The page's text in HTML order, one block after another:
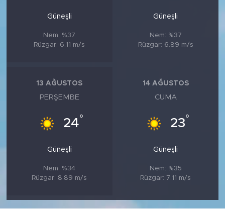
Güneşli
Nem: %37
Rüzgar: 6.11 m/s
Güneşli
Nem: %37
Rüzgar: 6.89 m/s
13 AĞUSTOS
PERŞEMBE
24°
Güneşli
Nem: %34
Rüzgar: 8.89 m/s
14 AĞUSTOS
CUMA
23°
Güneşli
Nem: %35
Rüzgar: 7.11 m/s